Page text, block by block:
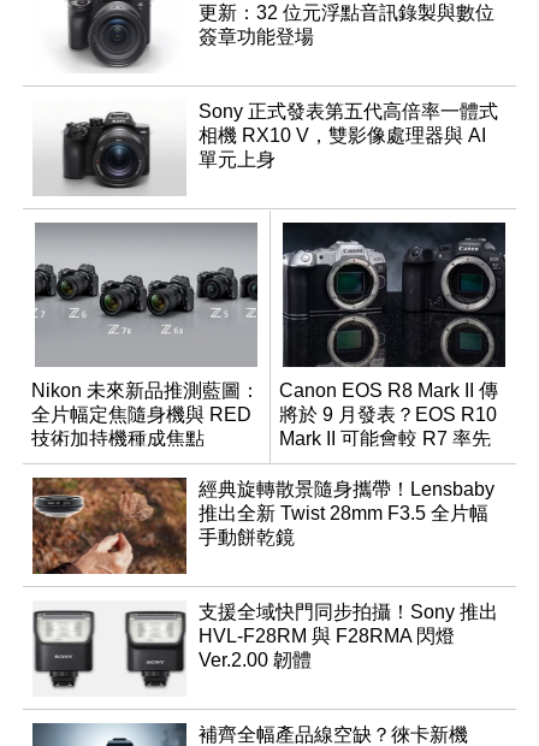
更新：32 位元浮點音訊錄製與數位
簽章功能登場
Sony 正式發表第五代高倍率一體式
相機 RX10 V，雙影像處理器與 AI
單元上身
Nikon 未來新品推測藍圖：
全片幅定焦隨身機與 RED
技術加持機種成焦點
Canon EOS R8 Mark II 傳
將於 9 月發表？EOS R10
Mark II 可能會較 R7 率先
推出
經典旋轉散景隨身攜帶！Lensbaby
推出全新 Twist 28mm F3.5 全片幅
手動餅乾鏡
支援全域快門同步拍攝！Sony 推出
HVL-F28RM 與 F28RMA 閃燈
Ver.2.00 韌體
補齊全幅產品線空缺？徠卡新機